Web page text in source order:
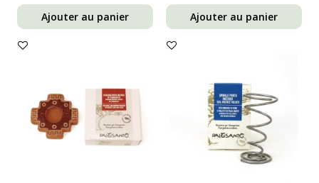
Ajouter au panier Ajouter au panier